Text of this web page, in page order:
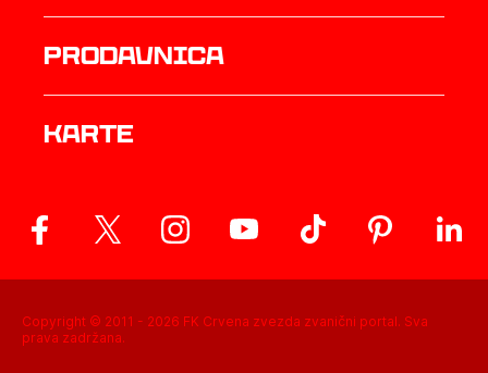
prodavnica
Karte
Copyright © 2011 - 2026 FK Crvena zvezda zvanični portal. Sva
prava zadržana.